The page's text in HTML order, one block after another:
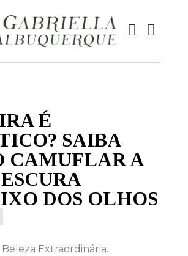
É
SAIBA
CAMUFLAR A
DOS OLHOS
Extraordinária.